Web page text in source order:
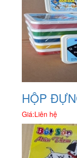
HỘP
Giá:Liên hệ